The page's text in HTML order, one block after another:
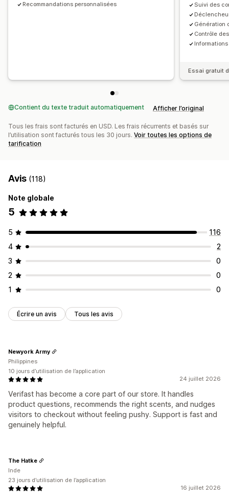
Fenêtre de chat
Boutons du chat
Réductions échelonnées
Performance des recommandations
Optimisation des suggestions
Recommandations personnalisées
Suivi des
Génération
Contrôle
Essai gratuit
Contient du texte traduit automatiquement Afficher l’original
Tous les frais sont facturés en USD. Les frais récurrents et basés sur
l’utilisation sont facturés tous les 30 jours. Voir toutes les options de
tarification
Avis (118)
Note globale
5
5
116
4
2
3
0
2
0
1
0
Écrire un avis Tous les avis
24 juillet 2026
Verifast has become a core part of our store. It handles
product questions, recommends the right scents, and nudges
visitors to checkout without feeling pushy. Support is fast and
genuinely helpful.
Newyork Army
Philippines
10 jours d’utilisation de l’application
16 juillet 2026
The Hatke
Inde
23 jours d’utilisation de l’application